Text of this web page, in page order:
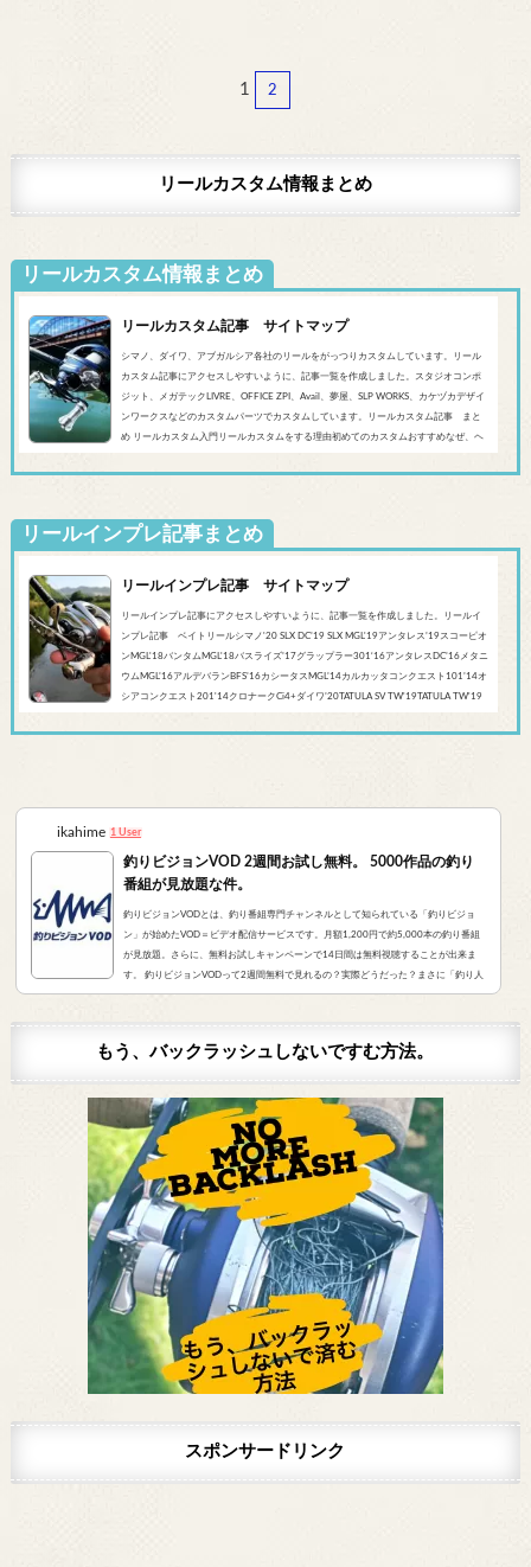
1 2
リールカスタム情報まとめ
リールカスタム情報まとめ
リールカスタム記事 サイトマップ
シマノ、ダイワ、アブガルシア各社のリールをがっつりカスタムしています。リール
カスタム記事にアクセスしやすいように、記事一覧を作成しました。スタジオコンポ
ジット、メガテックLIVRE、OFFICE ZPI、Avail、夢屋、SLP WORKS、カケヅカデザイ
ンワークスなどのカスタムパーツでカスタムしています。リールカスタム記事 まと
め リールカスタム入門リールカスタムをする理由初めてのカスタムおすすめなぜ、ヘ
スMGL’19スコーピオンMGL&#0...
リールインプレ記事まとめ
リールインプレ記事 サイトマップ
リールインプレ記事にアクセスしやすいように、記事一覧を作成しました。リールイ
ンプレ記事 ベイトリールシマノ'20 SLX DC’19 SLX MGL'19アンタレス’19スコーピオ
ンMGL'18バンタムMGL'18バスライズ’17グラップラー301‘16アンタレスDC’16メタニ
ウムMGL’16アルデバランBFS’16カシータスMGL’14カルカッタコンクエスト101’14オ
シアコンクエスト201'14クロナークCi4+ダイワ’20TATULA SV TW'19TATULA TW'19
ガルシア’...
ikahime 1 User
釣りビジョンVOD 2週間お試し無料。 5000作品の釣り
番組が見放題な件。
釣りビジョンVODとは、釣り番組専門チャンネルとして知られている「釣りビジョ
ン」が始めたVOD＝ビデオ配信サービスです。月額1,200円で約5,000本の釣り番組
が見放題。さらに、無料お試しキャンペーンで14日間は無料視聴することが出来ま
す。 釣りビジョンVODって2週間無料で見れるの？実際どうだった？まさに「釣り人
が求めていたVOD」でした。実際にサービスを申し込んだので、レビューをお伝えし
もう、バックラッシュしないですむ方法。
スポンサードリンク